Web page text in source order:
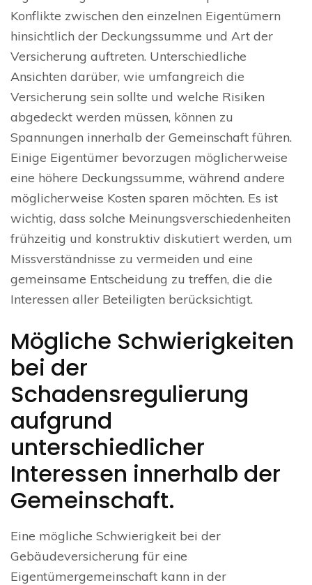
Konflikte zwischen den einzelnen Eigentümern
hinsichtlich der Deckungssumme und Art der
Versicherung auftreten. Unterschiedliche
Ansichten darüber, wie umfangreich die
Versicherung sein sollte und welche Risiken
abgedeckt werden müssen, können zu
Spannungen innerhalb der Gemeinschaft führen.
Einige Eigentümer bevorzugen möglicherweise
eine höhere Deckungssumme, während andere
möglicherweise Kosten sparen möchten. Es ist
wichtig, dass solche Meinungsverschiedenheiten
frühzeitig und konstruktiv diskutiert werden, um
Missverständnisse zu vermeiden und eine
gemeinsame Entscheidung zu treffen, die die
Interessen aller Beteiligten berücksichtigt.
Mögliche Schwierigkeiten
bei der
Schadensregulierung
aufgrund
unterschiedlicher
Interessen innerhalb der
Gemeinschaft.
Eine mögliche Schwierigkeit bei der
Gebäudeversicherung für eine
Eigentümergemeinschaft kann in der